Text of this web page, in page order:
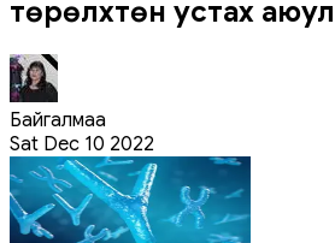
төрөлхтөн устах
Байгалмаа
Sat Dec 10 2022